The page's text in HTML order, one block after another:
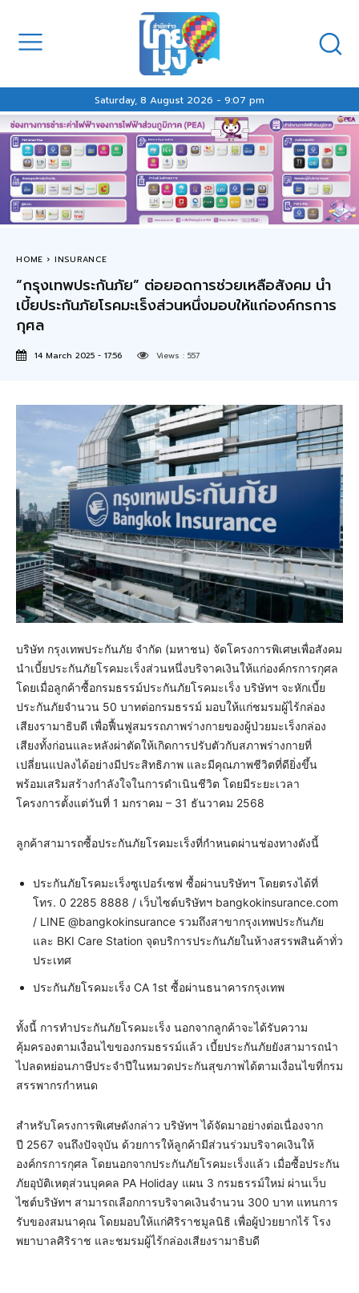
Saturday, 8 August 2026 - 9:07 pm
HOME INSURANCE
“กรุงเทพประกันภัย” ต่อยอดการช่วยเหลือสังคม นำ
เบี้ยประกันภัยโรคมะเร็งส่วนหนึ่งมอบให้แก่องค์กรการ
กุศล
14 March 2025 - 17:56 Views : 557
บริษัท กรุงเทพประกันภัย จำกัด (มหาชน) จัดโครงการพิเศษเพื่อสังคม
นำเบี้ยประกันภัยโรคมะเร็งส่วนหนึ่งบริจาคเงินให้แก่องค์กรการกุศล
โดยเมื่อลูกค้าซื้อกรมธรรม์ประกันภัยโรคมะเร็ง บริษัทฯ จะหักเบี้ย
ประกันภัยจำนวน 50 บาทต่อกรมธรรม์ มอบให้แก่ชมรมผู้ไร้กล่อง
เสียงรามาธิบดี เพื่อฟื้นฟูสมรรถภาพร่างกายของผู้ป่วยมะเร็งกล่อง
เสียงทั้งก่อนและหลังผ่าตัดให้เกิดการปรับตัวกับสภาพร่างกายที่
เปลี่ยนแปลงได้อย่างมีประสิทธิภาพ และมีคุณภาพชีวิตที่ดียิ่งขึ้น
พร้อมเสริมสร้างกำลังใจในการดำเนินชีวิต โดยมีระยะเวลา
โครงการตั้งแต่วันที่ 1 มกราคม – 31 ธันวาคม 2568
ลูกค้าสามารถซื้อประกันภัยโรคมะเร็งที่กำหนดผ่านช่องทางดังนี้
ประกันภัยโรคมะเร็งซูเปอร์เซฟ ซื้อผ่านบริษัทฯ โดยตรงได้ที่
โทร. 0 2285 8888 / เว็บไซต์บริษัทฯ bangkokinsurance.com
/ LINE @bangkokinsurance รวมถึงสาขากรุงเทพประกันภัย
และ BKI Care Station จุดบริการประกันภัยในห้างสรรพสินค้าทั่ว
ประเทศ
ประกันภัยโรคมะเร็ง CA 1st ซื้อผ่านธนาคารกรุงเทพ
ทั้งนี้ การทำประกันภัยโรคมะเร็ง นอกจากลูกค้าจะได้รับความ
คุ้มครองตามเงื่อนไขของกรมธรรม์แล้ว เบี้ยประกันภัยยังสามารถนำ
ไปลดหย่อนภาษีประจำปีในหมวดประกันสุขภาพได้ตามเงื่อนไขที่กรม
สรรพากรกำหนด
สำหรับโครงการพิเศษดังกล่าว บริษัทฯ ได้จัดมาอย่างต่อเนื่องจาก
ปี 2567 จนถึงปัจจุบัน ด้วยการให้ลูกค้ามีส่วนร่วมบริจาคเงินให้
องค์กรการกุศล โดยนอกจากประกันภัยโรคมะเร็งแล้ว เมื่อซื้อประกัน
ภัยอุบัติเหตุส่วนบุคคล PA Holiday แผน 3 กรมธรรม์ใหม่ ผ่านเว็บ
ไซต์บริษัทฯ สามารถเลือกการบริจาคเงินจำนวน 300 บาท แทนการ
รับของสมนาคุณ โดยมอบให้แก่ศิริราชมูลนิธิ เพื่อผู้ป่วยยากไร้ โรง
พยาบาลศิริราช และชมรมผู้ไร้กล่องเสียงรามาธิบดี